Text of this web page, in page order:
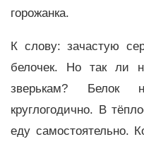
горожанка.
К слову: зачастую
белочек. Но так ли
зверькам? Белок
круглогодично. В
еду самостоятельно.